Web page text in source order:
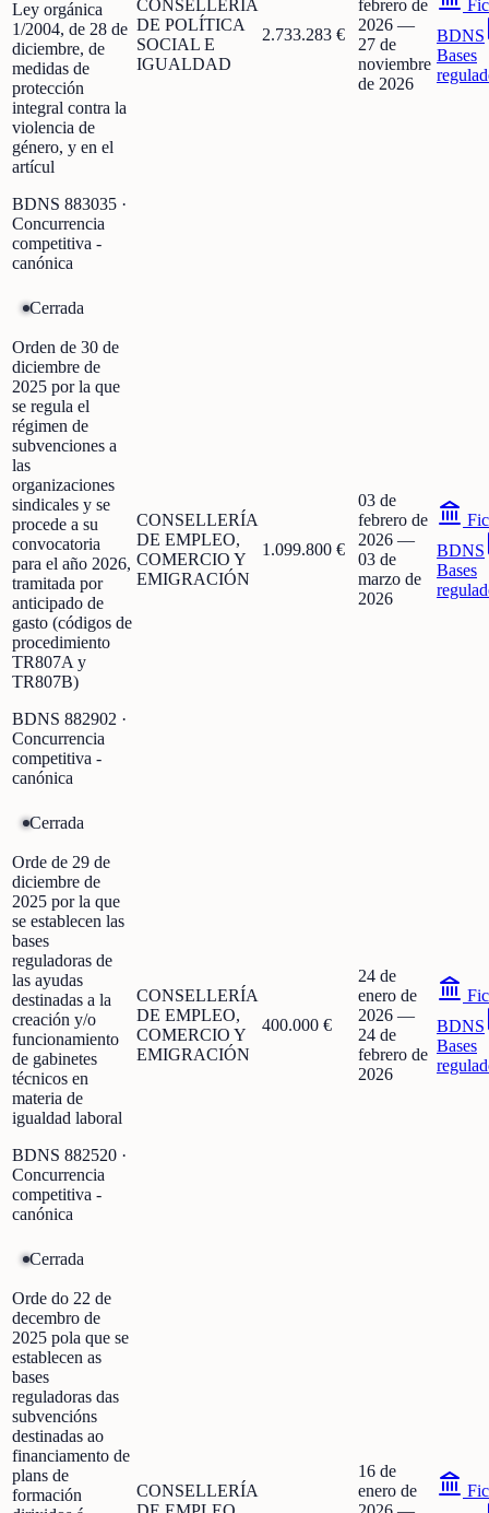
Ley orgánica
1/2004, de 28 de
diciembre, de
medidas de
protección
integral contra la
violencia de
género, y en el
artícul
BDNS 883035 ·
Concurrencia
competitiva -
canónica
CONSELLERÍA
DE POLÍTICA
SOCIAL E
IGUALDAD
2.733.283 €
febrero de
2026 —
27 de
noviembre
de 2026
BDNS
Bases
Cerrada
Orden de 30 de
diciembre de
2025 por la que
se regula el
régimen de
subvenciones a
las
organizaciones
sindicales y se
procede a su
convocatoria
para el año 2026,
tramitada por
anticipado de
gasto (códigos de
procedimiento
TR807A y
TR807B)
BDNS 882902 ·
Concurrencia
competitiva -
canónica
CONSELLERÍA
DE EMPLEO,
COMERCIO Y
EMIGRACIÓN
1.099.800 €
03 de
febrero de
2026 —
03 de
marzo de
2026
BDNS
Bases
Cerrada
Orde de 29 de
diciembre de
2025 por la que
se establecen las
bases
reguladoras de
las ayudas
destinadas a la
creación y/o
funcionamiento
de gabinetes
técnicos en
materia de
igualdad laboral
BDNS 882520 ·
Concurrencia
competitiva -
canónica
CONSELLERÍA
DE EMPLEO,
COMERCIO Y
EMIGRACIÓN
400.000 €
24 de
enero de
2026 —
24 de
febrero de
2026
BDNS
Bases
Cerrada
Orde do 22 de
decembro de
2025 pola que se
establecen as
bases
reguladoras das
subvencións
destinadas ao
financiamento de
plans de
formación
CONSELLERÍA
16 de
enero de